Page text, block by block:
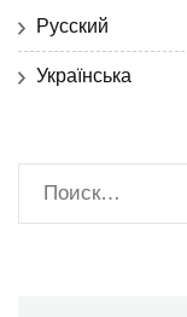
Русский
Українська
Найти: